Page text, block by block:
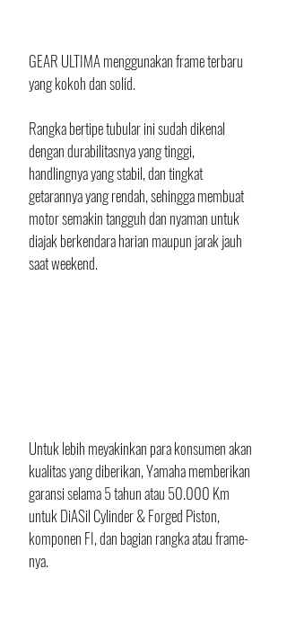
GEAR ULTIMA menggunakan frame terbaru
yang kokoh dan solid.
Rangka bertipe tubular ini sudah dikenal
dengan durabilitasnya yang tinggi,
handlingnya yang stabil, dan tingkat
getarannya yang rendah, sehingga membuat
motor semakin tangguh dan nyaman untuk
diajak berkendara harian maupun jarak jauh
saat weekend.
Untuk lebih meyakinkan para konsumen akan
kualitas yang diberikan, Yamaha memberikan
garansi selama 5 tahun atau 50.000 Km
untuk DiASil Cylinder & Forged Piston,
komponen FI, dan bagian rangka atau frame-
nya.